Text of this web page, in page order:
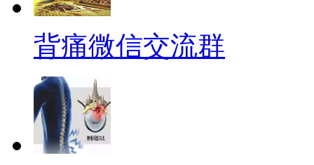
背痛微信交流群